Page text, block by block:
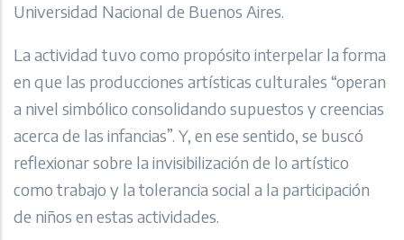
Universidad Nacional de Buenos Aires.
La actividad tuvo como propósito interpelar la forma
en que las producciones artísticas culturales “operan
a nivel simbólico consolidando supuestos y creencias
acerca de las infancias”. Y, en ese sentido, se buscó
reflexionar sobre la invisibilización de lo artístico
como trabajo y la tolerancia social a la participación
de niños en estas actividades.